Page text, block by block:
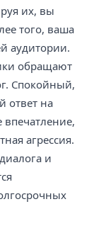
их, вы
того, ваша
аудитории.
обращают
Спокойный,
ответ на
впечатление,
агрессия.
и